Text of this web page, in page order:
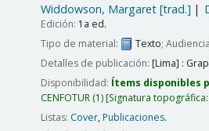
Widdowson, Margaret[trad.]
Edición: 1a ed.
Tipo de material:
Texto;
Detalles de publicación: [Lima] :
Disponibilidad: Ítems disponibles
CENFOTUR(1) Signatura topográfica:
Listas: Cover,Publicaciones.